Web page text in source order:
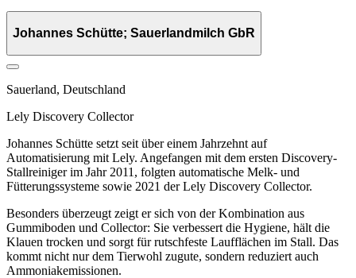
Johannes Schütte; Sauerlandmilch GbR
Sauerland, Deutschland
Lely Discovery Collector
Johannes Schütte setzt seit über einem Jahrzehnt auf
Automatisierung mit Lely. Angefangen mit dem ersten Discovery-
Stallreiniger im Jahr 2011, folgten automatische Melk- und
Fütterungssysteme sowie 2021 der Lely Discovery Collector.
Besonders überzeugt zeigt er sich von der Kombination aus
Gummiboden und Collector: Sie verbessert die Hygiene, hält die
Klauen trocken und sorgt für rutschfeste Laufflächen im Stall. Das
kommt nicht nur dem Tierwohl zugute, sondern reduziert auch
Ammoniakemissionen.